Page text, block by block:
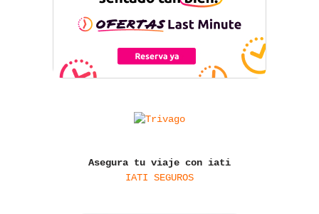
Asegura tu viaje con iati
IATI SEGUROS